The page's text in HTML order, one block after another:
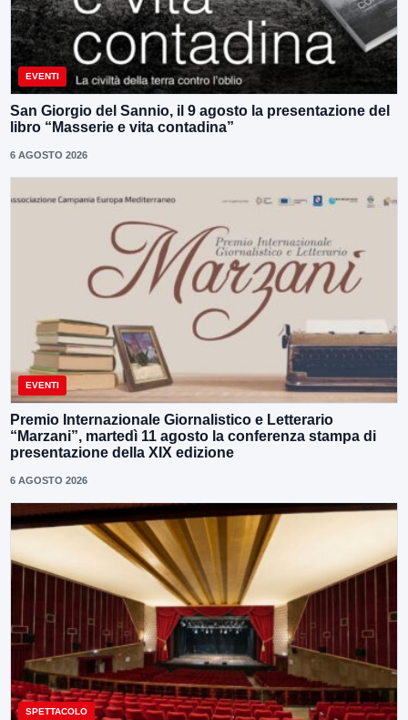
EVENTI
San Giorgio del Sannio, il 9 agosto la presentazione del
libro “Masserie e vita contadina”
6 AGOSTO 2026
EVENTI
Premio Internazionale Giornalistico e Letterario
“Marzani”, martedì 11 agosto la conferenza stampa di
presentazione della XIX edizione
6 AGOSTO 2026
SPETTACOLO